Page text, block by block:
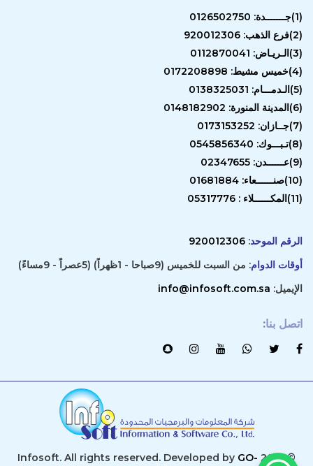
(1)جـــــــدة: 0126502750
(2)فرع الذهب: 920012306
(3)الـريـاض: 0112870041
(4)خميس مشيط: 0172208898
(5)الـدمـــام: 0138325031
(6)المدينة المنورة: 0148182902
(7)جــازان: 0173153252
(8)تـبـــوك: 0545856340
(9)عــــــدن: 02347655
(10)صنــــــعاء: 01681884
(11)المكــــــلاء : 05317776
الرقم الموحد:
920012306
أوقات الدوام: من السبت للخميس (9صباحا - 1ظهراً) (5عصراً - 9مساءً)
الإيميل: info@infosoft.com.sa
اتصل بنا:
© 2019 Infosoft. All rights reserved. Developed by
GO-